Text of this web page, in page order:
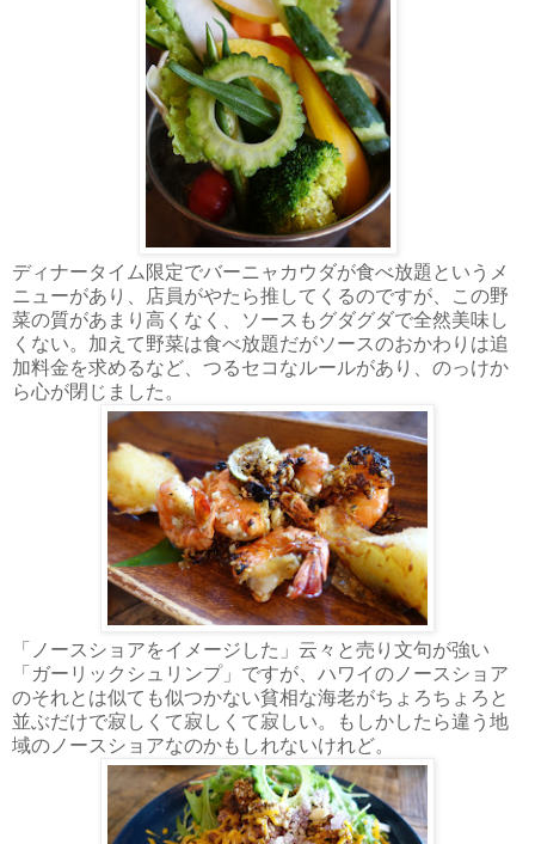
ディナータイム限定でバーニャカウダが食べ放題というメ
ニューがあり、店員がやたら推してくるのですが、この野
菜の質があまり高くなく、ソースもグダグダで全然美味し
くない。加えて野菜は食べ放題だがソースのおかわりは追
加料金を求めるなど、つるセコなルールがあり、のっけか
ら心が閉じました。
「ノースショアをイメージした」云々と売り文句が強い
「ガーリックシュリンプ」ですが、ハワイのノースショア
のそれとは似ても似つかない貧相な海老がちょろちょろと
並ぶだけで寂しくて寂しくて寂しい。もしかしたら違う地
域のノースショアなのかもしれないけれど。